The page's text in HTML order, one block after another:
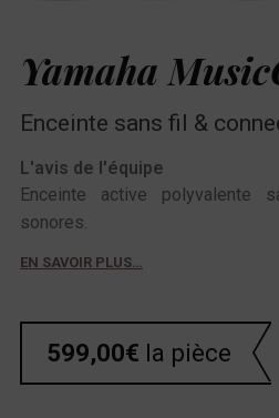
Yamaha
Enceinte sans fil &
L'avis de l'équipe
Enceinte active polyvalente
sonores.
EN SAVOIR PLUS…
599,00€ la pièce